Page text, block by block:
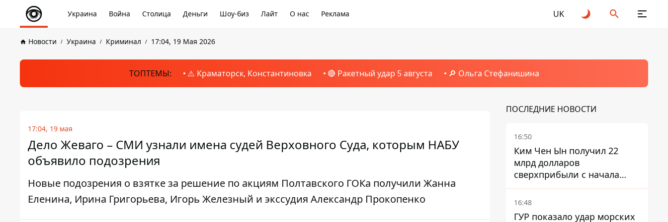
Украина Война Столица Деньги Шоу-биз Лайт О нас Реклама UK
Новости Украина Криминал 17:04, 19 Мая 2026
ТОПТЕМЫ: ⚠️ Краматорск, Константиновка 🔴 Ракетный удар 5 августа 🔎 Ольга Стефанишина
17:04, 19 мая
Дело Жеваго – СМИ узнали имена судей Верховного Суда, которым НАБУ
объявило подозрения
Новые подозрения о взятке за решение по акциям Полтавского ГОКа получили Жанна
Еленина, Ирина Григорьева, Игорь Железный и экссудия Александр Прокопенко
ПОСЛЕДНИЕ НОВОСТИ
16:50
Ким Чен Ын получил 22
млрд долларов
сверхприбыли с начала
войны в Украине -
Bloomberg
16:48
ГУР показало удар морских